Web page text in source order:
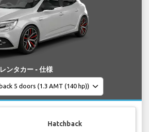
ンタカー - 仕様
Hatchback